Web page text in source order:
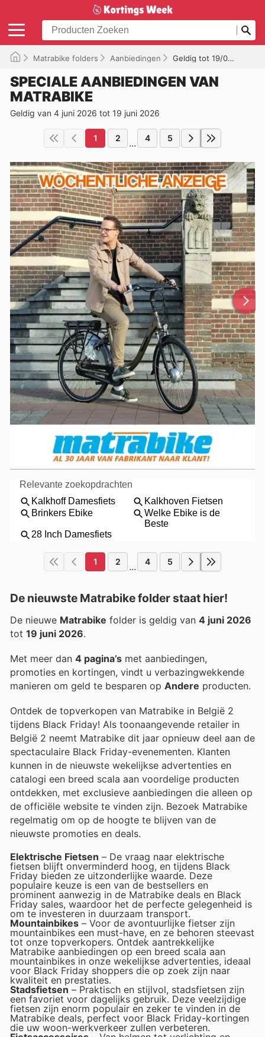
Matrabike folders Aanbiedingen Geldig tot 19/06/2026
SPECIALE AANBIEDINGEN VAN
MATRABIKE
Geldig van 4 juni 2026 tot 19 juni 2026
1 2 ... 4 5
1 2 ... 4 5
De nieuwste Matrabike folder staat hier!
De nieuwe Matrabike folder is geldig van 4 juni 2026
tot 19 juni 2026.
Met meer dan 4 pagina’s met aanbiedingen,
promoties en kortingen, vindt u verbazingwekkende
manieren om geld te besparen op Andere producten.
Ontdek de topverkopen van Matrabike in België 2
tijdens Black Friday! Als toonaangevende retailer in
België 2 neemt Matrabike dit jaar opnieuw deel aan de
spectaculaire Black Friday-evenementen. Klanten
kunnen in de nieuwste wekelijkse advertenties en
catalogi een breed scala aan voordelige producten
ontdekken, met exclusieve aanbiedingen die alleen op
de officiële website te vinden zijn. Bezoek Matrabike
regelmatig om op de hoogte te blijven van de
nieuwste promoties en deals.
Elektrische Fietsen – De vraag naar elektrische
fietsen blijft onverminderd hoog, en tijdens Black
Friday bieden ze uitzonderlijke waarde. Deze
populaire keuze is een van de bestsellers en
prominent aanwezig in de Matrabike deals en Black
Friday sales, waardoor het de perfecte gelegenheid is
om te investeren in duurzaam transport.
Mountainbikes – Voor de avontuurlijke fietser zijn
mountainbikes een must-have, en ze behoren steevast
tot onze topverkopers. Ontdek aantrekkelijke
Matrabike aanbiedingen op een breed scala aan
mountainbikes in onze wekelijkse advertenties, ideaal
voor Black Friday shoppers die op zoek zijn naar
kwaliteit en prestaties.
Stadsfietsen – Praktisch en stijlvol, stadsfietsen zijn
een favoriet voor dagelijks gebruik. Deze veelzijdige
fietsen zijn enorm populair en zeker te vinden in de
Matrabike deals, perfect voor Black Friday-kortingen
die uw woon-werkverkeer zullen verbeteren.